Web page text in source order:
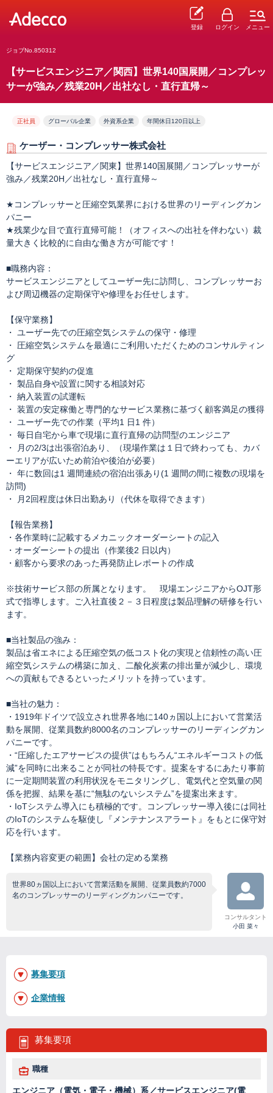
登録 ログイン メニュー
ジョブNo.850312
【サービスエンジニア／関西】世界140国展開／コンプレッ
サーが強み／残業20H／出社なし・直行直帰～
正社員 グローバル企業 外資系企業 年間休日120日以上
ケーザー・コンプレッサー株式会社
【サービスエンジニア／関東】世界140国展開／コンプレッサーが
強み／残業20H／出社なし・直行直帰～
★コンプレッサーと圧縮空気業界における世界のリーディングカン
パニー
★残業少な目で直行直帰可能！（オフィスへの出社を伴わない）裁
量大きく比較的に自由な働き方が可能です！
■職務内容：
サービスエンジニアとしてユーザー先に訪問し、コンプレッサーお
よび周辺機器の定期保守や修理をお任せします。
【保守業務】
・ ユーザー先での圧縮空気システムの保守・修理
・ 圧縮空気システムを最適にご利用いただくためのコンサルティン
グ
・ 定期保守契約の促進
・ 製品自身や設置に関する相談対応
・ 納入装置の試運転
・ 装置の安定稼働と専門的なサービス業務に基づく顧客満足の獲得
・ ユーザー先での作業（平均1 日1 件）
・ 毎日自宅から車で現場に直行直帰の訪問型のエンジニア
・ 月の2/3は出張宿泊あり、（現場作業は１日で終わっても、カバ
ーエリアが広いため前泊や後泊が必要）
・ 年に数回は1 週間連続の宿泊出張あり(1 週間の間に複数の現場を
訪問)
・ 月2回程度は休日出勤あり（代休を取得できます）
【報告業務】
・各作業時に記載するメカニックオーダーシートの記入
・オーダーシートの提出（作業後2 日以内）
・顧客から要求のあった再発防止レポートの作成
※技術サービス部の所属となります。 現場エンジニアからOJT形
式で指導します。ご入社直後２－３日程度は製品理解の研修を行い
ます。
■当社製品の強み：
製品は省エネによる圧縮空気の低コスト化の実現と信頼性の高い圧
縮空気システムの構築に加え、二酸化炭素の排出量が減少し、環境
への貢献もできるといったメリットを持っています。
■当社の魅力：
・1919年ドイツで設立され世界各地に140ヵ国以上において営業活
動を展開、従業員数約8000名のコンプレッサーのリーディングカン
パニーです。
・“圧縮したエアサービスの提供”はもちろん“エネルギーコストの低
減”を同時に出来ることが同社の特長です。提案をするにあたり事前
に一定期間装置の利用状況をモニタリングし、電気代と空気量の関
係を把握、結果を基に“無駄のないシステム”を提案出来ます。
・IoTシステム導入にも積極的です。コンプレッサー導入後には同社
のIoTのシステムを駆使し『メンテナンスアラート』をもとに保守対
応を行います。
【業務内容変更の範囲】会社の定める業務
世界80ヵ国以上において営業活動を展開、従業員数約7000
名のコンプレッサーのリーディングカンパニーです。
コンサルタント
小田 菜々
募集要項
職種
エンジニア（電気・電子・機械）系／サービスエンジニア(電
募集要項
企業情報